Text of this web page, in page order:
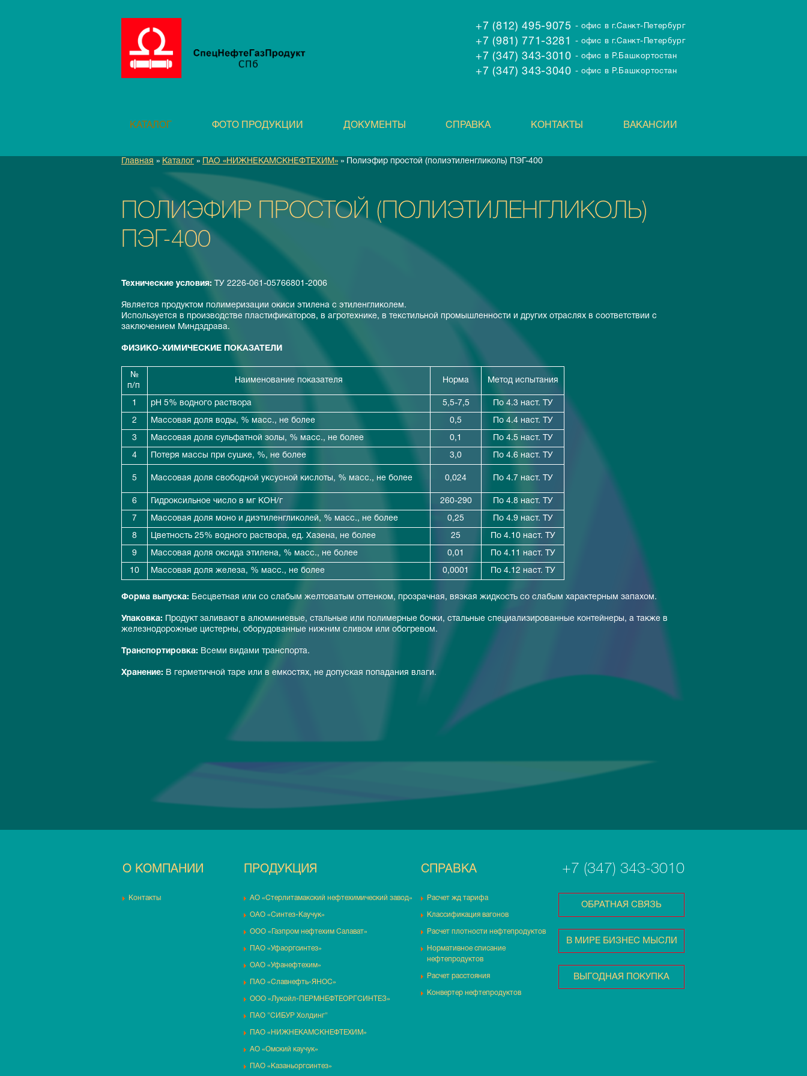
+7 (812) 495-9075 - офис в г.Санкт-Петербург
+7 (981) 771-3281 - офис в г.Санкт-Петербург
+7 (347) 343-3010 - офис в Р.Башкортостан
+7 (347) 343-3040 - офис в Р.Башкортостан
КАТАЛОГ ФОТО ПРОДУКЦИИ ДОКУМЕНТЫ СПРАВКА КОНТАКТЫ ВАКАНСИИ
Главная » Каталог » ПАО «НИЖНЕКАМСКНЕФТЕХИМ» » Полиэфир простой (полиэтиленгликоль) ПЭГ-400
ПОЛИЭФИР ПРОСТОЙ (ПОЛИЭТИЛЕНГЛИКОЛЬ)
ПЭГ-400
Технические условия: ТУ 2226-061-05766801-2006
Является продуктом полимеризации окиси этилена с этиленгликолем.
Используется в производстве пластификаторов, в агротехнике, в текстильной промышленности и других отраслях в соответствии с
заключением Миндздрава.
ФИЗИКО-ХИМИЧЕСКИЕ ПОКАЗАТЕЛИ
№
п/п
Наименование показателя Норма Метод испытания
1 pH 5% водного раствора 5,5-7,5 По 4.3 наст. ТУ
2 Массовая доля воды, % масс., не более 0,5 По 4.4 наст. ТУ
3 Массовая доля сульфатной золы, % масс., не более 0,1 По 4.5 наст. ТУ
4 Потеря массы при сушке, %, не более 3,0 По 4.6 наст. ТУ
5 Массовая доля свободной уксусной кислоты, % масс., не более 0,024 По 4.7 наст. ТУ
6 Гидроксильное число в мг КОН/г 260-290 По 4.8 наст. ТУ
7 Массовая доля моно и диэтиленгликолей, % масс., не более 0,25 По 4.9 наст. ТУ
8 Цветность 25% водного раствора, ед. Хазена, не более 25 По 4.10 наст. ТУ
9 Массовая доля оксида этилена, % масс., не более 0,01 По 4.11 наст. ТУ
10 Массовая доля железа, % масс., не более 0,0001 По 4.12 наст. ТУ
Форма выпуска: Бесцветная или со слабым желтоватым оттенком, прозрачная, вязкая жидкость со слабым характерным запахом.
Упаковка: Продукт заливают в алюминиевые, стальные или полимерные бочки, стальные специализированные контейнеры, а также в
железнодорожные цистерны, оборудованные нижним сливом или обогревом.
Транспортировка: Всеми видами транспорта.
Хранение: В герметичной таре или в емкостях, не допуская попадания влаги.
О КОМПАНИИ
Контакты
ПРОДУКЦИЯ
АО «Стерлитамакский нефтехимический завод»
ОАО «Синтез-Каучук»
ООО «Газпром нефтехим Салават»
ПАО «Уфаоргсинтез»
ОАО «Уфанефтехим»
ПАО «Славнефть-ЯНОС»
ООО «Лукойл-ПЕРМНЕФТЕОРГСИНТЕЗ»
ПАО "СИБУР Холдинг"
ПАО «НИЖНЕКАМСКНЕФТЕХИМ»
АО «Омский каучук»
ПАО «Казаньоргсинтез»
СПРАВКА
Расчет жд тарифа
Классификация вагонов
Расчет плотности нефтепродуктов
Нормативное списание
нефтепродуктов
Расчет расстояния
Конвертер нефтепродуктов
+7 (347) 343-3010
ОБРАТНАЯ СВЯЗЬ
В МИРЕ БИЗНЕС МЫСЛИ
ВЫГОДНАЯ ПОКУПКА